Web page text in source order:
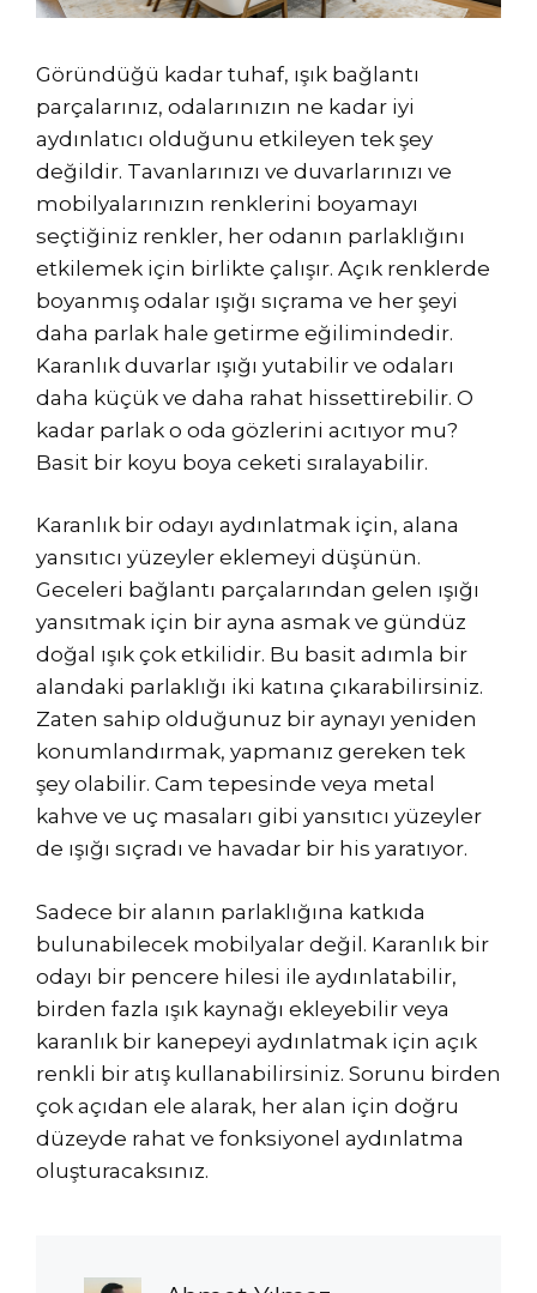
Göründüğü kadar tuhaf, ışık bağlantı
parçalarınız, odalarınızın ne kadar iyi
aydınlatıcı olduğunu etkileyen tek şey
değildir. Tavanlarınızı ve duvarlarınızı ve
mobilyalarınızın renklerini boyamayı
seçtiğiniz renkler, her odanın parlaklığını
etkilemek için birlikte çalışır. Açık renklerde
boyanmış odalar ışığı sıçrama ve her şeyi
daha parlak hale getirme eğilimindedir.
Karanlık duvarlar ışığı yutabilir ve odaları
daha küçük ve daha rahat hissettirebilir. O
kadar parlak o oda gözlerini acıtıyor mu?
Basit bir koyu boya ceketi sıralayabilir.
Karanlık bir odayı aydınlatmak için, alana
yansıtıcı yüzeyler eklemeyi düşünün.
Geceleri bağlantı parçalarından gelen ışığı
yansıtmak için bir ayna asmak ve gündüz
doğal ışık çok etkilidir. Bu basit adımla bir
alandaki parlaklığı iki katına çıkarabilirsiniz.
Zaten sahip olduğunuz bir aynayı yeniden
konumlandırmak, yapmanız gereken tek
şey olabilir. Cam tepesinde veya metal
kahve ve uç masaları gibi yansıtıcı yüzeyler
de ışığı sıçradı ve havadar bir his yaratıyor.
Sadece bir alanın parlaklığına katkıda
bulunabilecek mobilyalar değil. Karanlık bir
odayı bir pencere hilesi ile aydınlatabilir,
birden fazla ışık kaynağı ekleyebilir veya
karanlık bir kanepeyi aydınlatmak için açık
renkli bir atış kullanabilirsiniz. Sorunu birden
çok açıdan ele alarak, her alan için doğru
düzeyde rahat ve fonksiyonel aydınlatma
oluşturacaksınız.